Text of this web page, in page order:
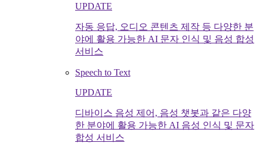
UPDATE
자동 응답, 오디오 콘텐츠 제작 등 다양한 분
야에 활용 가능한 AI 문자 인식 및 음성 합성
서비스
Speech to Text
UPDATE
디바이스 음성 제어, 음성 챗봇과 같은 다양
한 분야에 활용 가능한 AI 음성 인식 및 문자
합성 서비스